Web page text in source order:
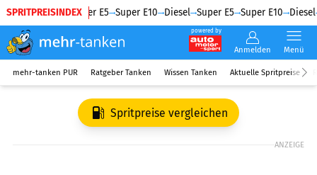
SPRITPREISINDEX
Diesel Super E5 Super E10 Diesel Super E5 Super E10 Diesel
powered by
Anmelden Menü
mehr-tanken PUR Ratgeber Tanken Wissen Tanken Aktuelle Spritpreise
Spritpreise vergleichen
ANZEIGE